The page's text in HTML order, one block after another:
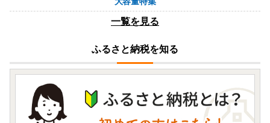
愛知県阿久比町
🔥新京ベストコンディションラーメン🔥2人前
4袋🍜✨
08月07日(金) 16時00分
山形県東根市
【山形県東根市】夏バテ😰予防に壽屋の甘酒🥛
一覧を見る
ふるさと納税を知る